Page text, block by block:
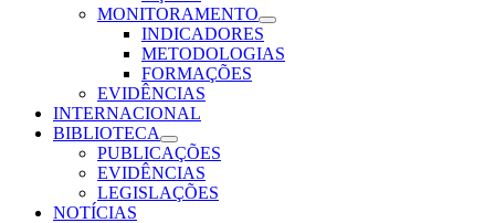
MONITORAMENTO
INDICADORES
METODOLOGIAS
FORMAÇÕES
EVIDÊNCIAS
INTERNACIONAL
BIBLIOTECA
PUBLICAÇÕES
EVIDÊNCIAS
LEGISLAÇÕES
NOTÍCIAS